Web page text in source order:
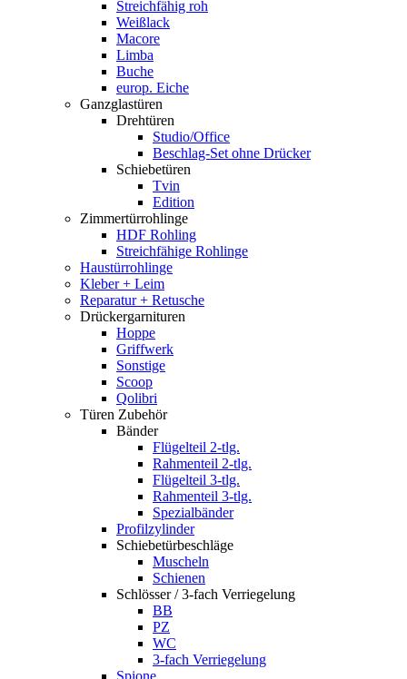
Streichfähig roh
Weißlack
Macore
Limba
Buche
europ. Eiche
Ganzglastüren
Drehtüren
Studio/Office
Beschlag-Set ohne Drücker
Schiebetüren
Tvin
Edition
Zimmertürrohlinge
HDF Rohling
Streichfähige Rohlinge
Haustürrohlinge
Kleber + Leim
Reparatur + Retusche
Drückergarnituren
Hoppe
Griffwerk
Sonstige
Scoop
Qolibri
Türen Zubehör
Bänder
Flügelteil 2-tlg.
Rahmenteil 2-tlg.
Flügelteil 3-tlg.
Rahmenteil 3-tlg.
Spezialbänder
Profilzylinder
Schiebetürbeschläge
Muscheln
Schienen
Schlösser / 3-fach Verriegelung
BB
PZ
WC
3-fach Verriegelung